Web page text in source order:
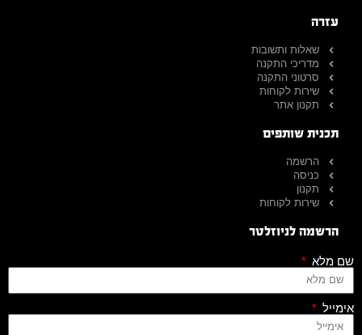
עזרה
שאלות ותשובות
מדריכי התקנה
סרטוני התקנה
שירות לקוחות
תקנון אתר
תכנית שותפים
הרשמה
כניסה
תקנון
שירות לקוחות
הרשמה לניוזלטר
שם מלא
אימייל